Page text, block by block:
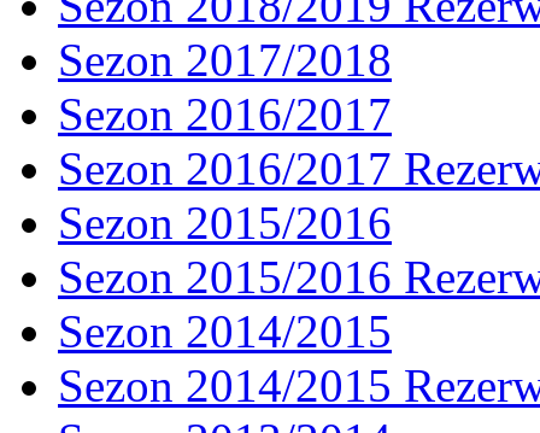
Sezon 2017/2018
Sezon 2016/2017
Sezon 2016/2017
Sezon 2015/2016
Sezon 2015/2016
Sezon 2014/2015
Sezon 2014/2015